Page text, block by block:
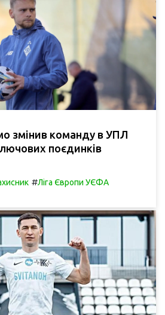
змінив команду в УПЛ
поєдинків
#Ліга Європи УЄФА